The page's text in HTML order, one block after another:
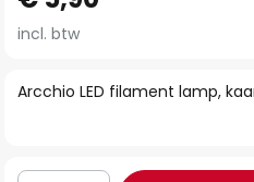
het
van
gallerij
Arcchio LED filament lamp,
incl. btw